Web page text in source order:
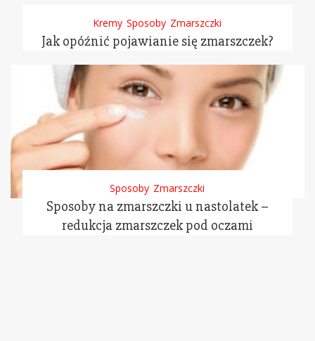
Kremy Sposoby Zmarszczki
Jak opóźnić pojawianie się zmarszczek?
Sposoby Zmarszczki
Sposoby na zmarszczki u nastolatek –
redukcja zmarszczek pod oczami